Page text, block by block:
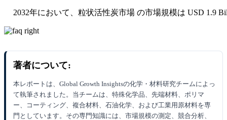
2032年において、粒状活性炭市場 の市場規模は USD 1.9
著者について:
本レポートは、Global Growth Insightsの化学・材料研究チームによっ
て執筆されました。当チームは、特殊化学品、先端材料、ポリマ
ー、コーティング、複合材料、石油化学、および工業用原材料を専
門としています。その専門知識には、市場規模の測定、競合分析、